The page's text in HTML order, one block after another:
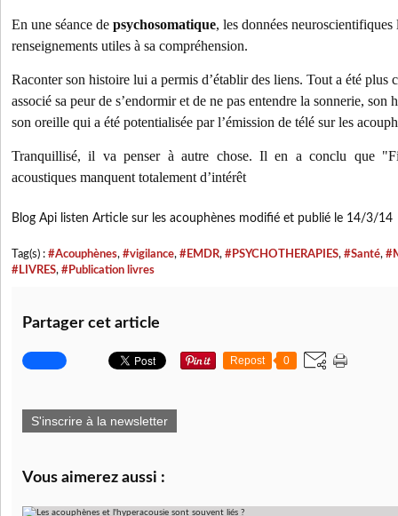
En une séance de psychosomatique, les données
renseignements utiles à sa compréhension.
Raconter son histoire lui a permis d’établir des liens. Tout a été plus
associé sa peur de s’endormir et de ne pas entendre la sonnerie, son
son oreille qui a été potentialisée par l’émission de télé sur les
Tranquillisé, il va penser à autre chose. Il en a conclu que
acoustiques manquent totalement d’intérêt
Blog Api listen Article sur les acouphènes modifié et publié le 14/3/14
Tag(s) : #Acouphènes, #vigilance, #EMDR, #PSYCHOTHERAPIES, #Santé,
#LIVRES, #Publication livres
Partager cet article
Repost 0
S'inscrire à la newsletter
Vous aimerez aussi :